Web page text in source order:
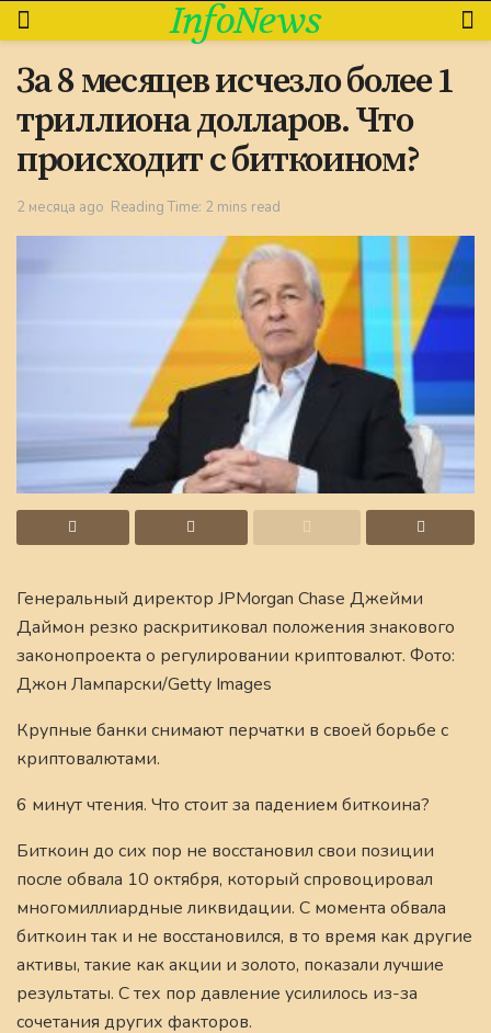
InfoNews
За 8 месяцев исчезло более 1
триллиона долларов. Что
происходит с биткоином?
2 месяца ago Reading Time: 2 mins read
Генеральный директор JPMorgan Chase Джейми
Даймон резко раскритиковал положения знакового
законопроекта о регулировании криптовалют. Фото:
Джон Лампарски/Getty Images
Крупные банки снимают перчатки в своей борьбе с
криптовалютами.
6 минут чтения. Что стоит за падением биткоина?
Биткоин до сих пор не восстановил свои позиции
после обвала 10 октября, который спровоцировал
многомиллиардные ликвидации. С момента обвала
биткоин так и не восстановился, в то время как другие
активы, такие как акции и золото, показали лучшие
результаты. С тех пор давление усилилось из-за
сочетания других факторов.